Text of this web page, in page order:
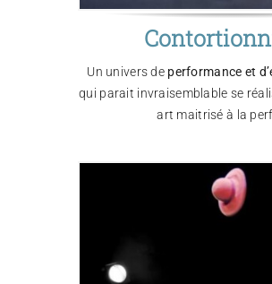
Un univers de performance et
qui parait invraisemblable se
art maitrisé à la